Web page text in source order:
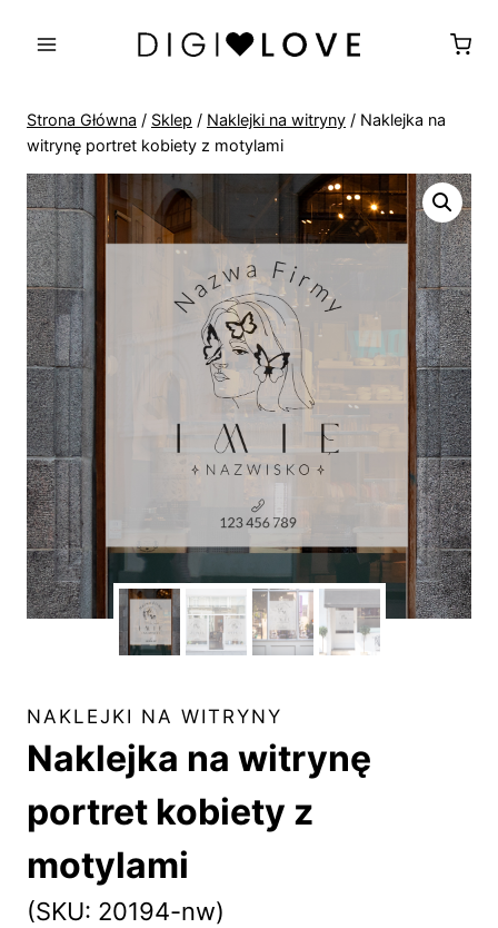
Strona Główna / Sklep / Naklejki na witryny / Naklejka na
witrynę portret kobiety z motylami
NAKLEJKI NA WITRYNY
Naklejka na witrynę
portret kobiety z
motylami
(SKU: 20194-nw)